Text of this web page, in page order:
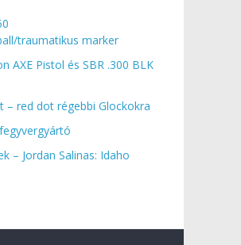
traumatikus marker
AXE Pistol és SBR .300 BLK
– red dot régebbi Glockokra
– Jordan Salinas: Idaho